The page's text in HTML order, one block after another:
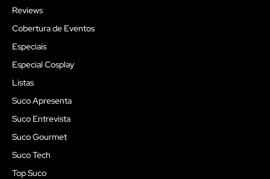
Reviews
Cobertura de Eventos
Especiais
Especial Cosplay
Listas
Suco Apresenta
Suco Entrevista
Suco Gourmet
Suco Tech
Top Suco